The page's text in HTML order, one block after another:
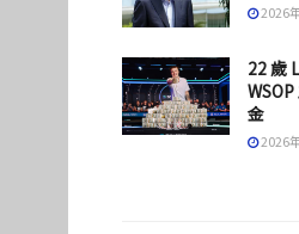
2026
22 歲
金
2026